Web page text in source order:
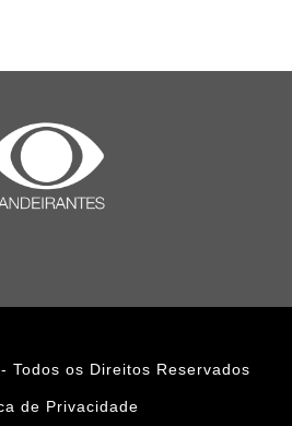
Todos os Direitos Reservados
de Privacidade